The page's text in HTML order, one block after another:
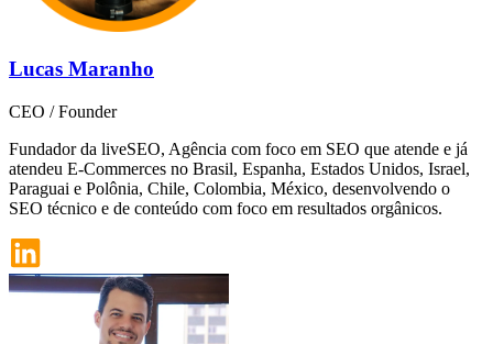
Lucas Maranho
CEO / Founder
Fundador da liveSEO, Agência com foco em SEO que atende e já
atendeu E-Commerces no Brasil, Espanha, Estados Unidos, Israel,
Paraguai e Polônia, Chile, Colombia, México, desenvolvendo o
SEO técnico e de conteúdo com foco em resultados orgânicos.